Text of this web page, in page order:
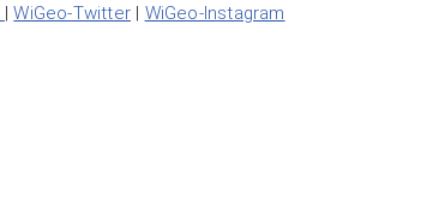
|WiGeo-Twitter| WiGeo-Instagram